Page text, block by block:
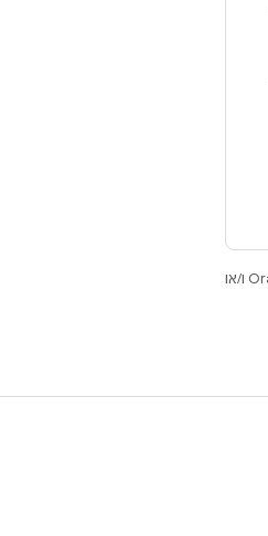
.‏ Java ו-OpenJDK הם סימנים מסחריים או סימנים מסחריים רשומים של חברת Oracle ו/או